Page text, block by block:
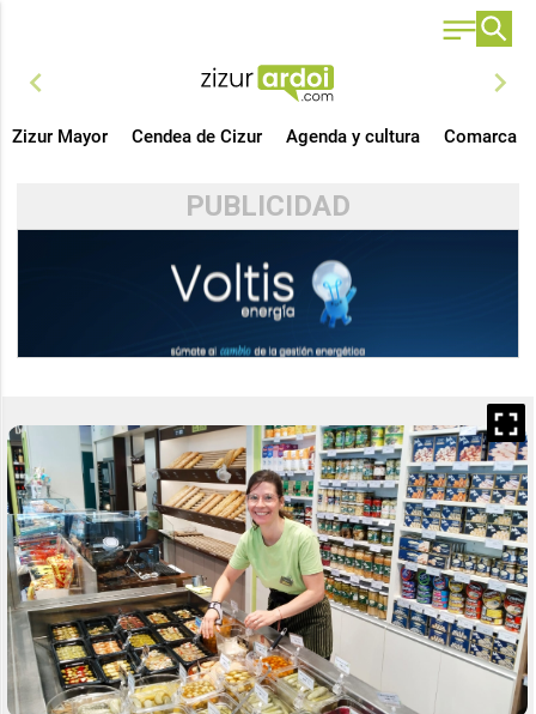
chevron_left chevron_right
Zizur Mayor Cendea de Cizur Agenda y cultura Comarca
PUBLICIDAD